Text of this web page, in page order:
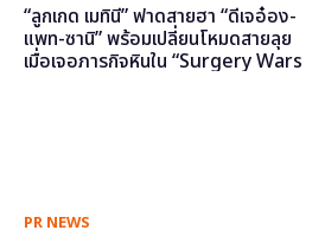
“ลูกเกด เมทินี” ฟาดสายฮา “ดีเจอ๋อง-
แพท-ซานิ” พร้อมเปลี่ยนโหมดสายลุย
เมื่อเจอภารกิจหินใน “Surgery Wars
PR NEWS